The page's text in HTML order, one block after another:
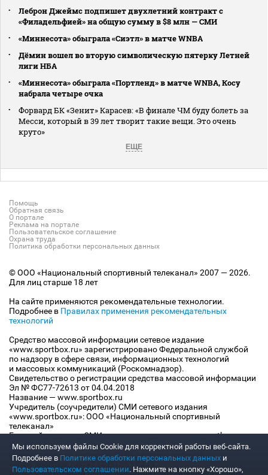
Леброн Джеймс подпишет двухлетний контракт с
«Филадельфией» на общую сумму в $8 млн — СМИ
«Миннесота» обыграла «Сиэтл» в матче WNBA
Дёмин вошел во вторую символическую пятерку Летней
лиги НБА
«Миннесота» обыграла «Портленд» в матче WNBA, Косу
набрала четыре очка
Форвард БК «Зенит» Карасев: «В финале ЧМ буду болеть за
Месси, который в 39 лет творит такие вещи. Это очень
круто»
ЕЩЕ
Помощь
Обратная связь
О портале
Реклама на портале
Пользовательское соглашение
Охрана труда
Политика обработки персональных данных
© ООО «Национальный спортивный телеканал» 2007 — 2026.
Для лиц старше 18 лет
На сайте применяются рекомендательные технологии.
Подробнее в Правилах применения рекомендательных
технологий
Средство массовой информации сетевое издание
«www.sportbox.ru» зарегистрировано Федеральной службой
по надзору в сфере связи, информационных технологий
и массовых коммуникаций (Роскомнадзор).
Свидетельство о регистрации средства массовой информации
Эл № ФС77-72613 от 04.04.2018
Название — www.sportbox.ru
Учредитель (соучредители) СМИ сетевого издания
«www.sportbox.ru»: ООО «Национальный спортивный
телеканал»
Главный редактор СМИ сетевого издания «www.sportbox.ru»:
Конов В.А.
Номер телефона редакции СМИ сетевого издания
«www.sportbox.ru»: +7 (495) 653 8419
Мы используем файлы Сookie для корректной работы веб-сайта.
Подробнее в Политике обработки персональных данных и
Пользовательском соглашении. Нажмите на кнопку «Хорошо»,